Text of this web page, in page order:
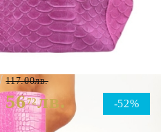
в розов цвят с
Larisa Pink
-52%
5672лв.
117.00лв.